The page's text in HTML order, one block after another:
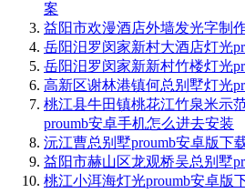
案
益阳市欢漫酒店外墙发光字制
岳阳汨罗闵家新村大酒店灯光
岳阳汨罗闵家新新村竹楼灯光
高新区谢林港镇何总别墅灯光
桃江县牛田镇桃花江竹泉米示
proumb安卓手机怎么进去安装
沅江曹总别墅proumb安卓版下
益阳市赫山区龙观桥吴总别墅
桃江小洱海灯光proumb安卓版